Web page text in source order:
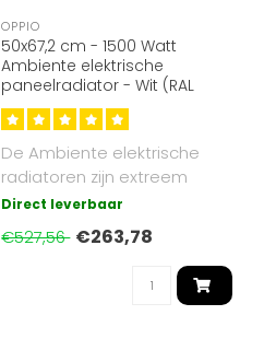
OPPIO
50x67,2 cm - 1500 Watt
Ambiente elektrische
paneelradiator - Wit (RAL
9016)
De Ambiente elektrische
radiatoren zijn extreem
veilig, stil en eenvoudig te
Direct leverbaar
€527,56 €263,78